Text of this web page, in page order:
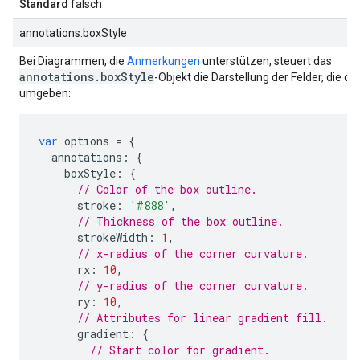
Standard falsch
annotations.boxStyle
Bei Diagrammen, die Anmerkungen unterstützen, steuert das
annotations.boxStyle-Objekt die Darstellung der Felder, die
umgeben:
var options = {
annotations :
{
boxStyle :
{
// Color of the box outline.
stroke : '#888' ,
// Thickness of the box outline.
strokeWidth : 1 ,
// x-radius of the corner curvature.
rx : 10,
// y-radius of the corner curvature.
ry : 10,
// Attributes for linear gradient fill.
gradient :
{
// Start color for gradient.